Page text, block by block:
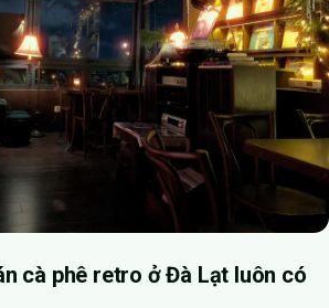
cà phê retro ở Đà Lạt luôn có